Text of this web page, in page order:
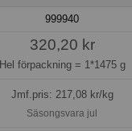
999940
320,20 kr
Hel förpackning = 1*1475 g
Jmf.pris: 217,08kr/kg
Säsongsvara jul